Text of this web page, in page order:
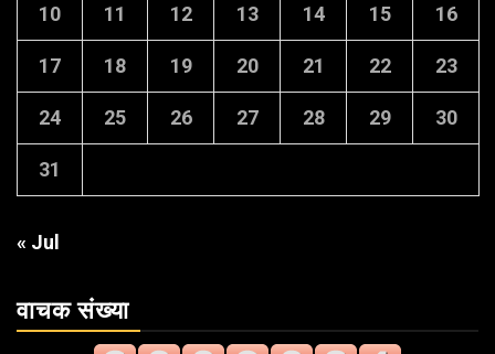
10 11 12 13 14 15 16
17 18 19 20 21 22 23
24 25 26 27 28 29 30
31
« Jul
वाचक संख्या